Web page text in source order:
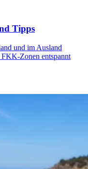
Tipps
und im Ausland
Zonen entspannt